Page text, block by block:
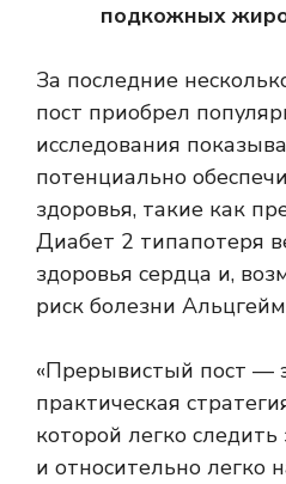
подкожных
За последние
пост приобрел
исследования
потенциально
здоровья, такие как
Диабет 2 типапотеря
здоровья сердца и,
риск болезни
«Прерывистый пост —
практическая
которой легко
и относительно легко